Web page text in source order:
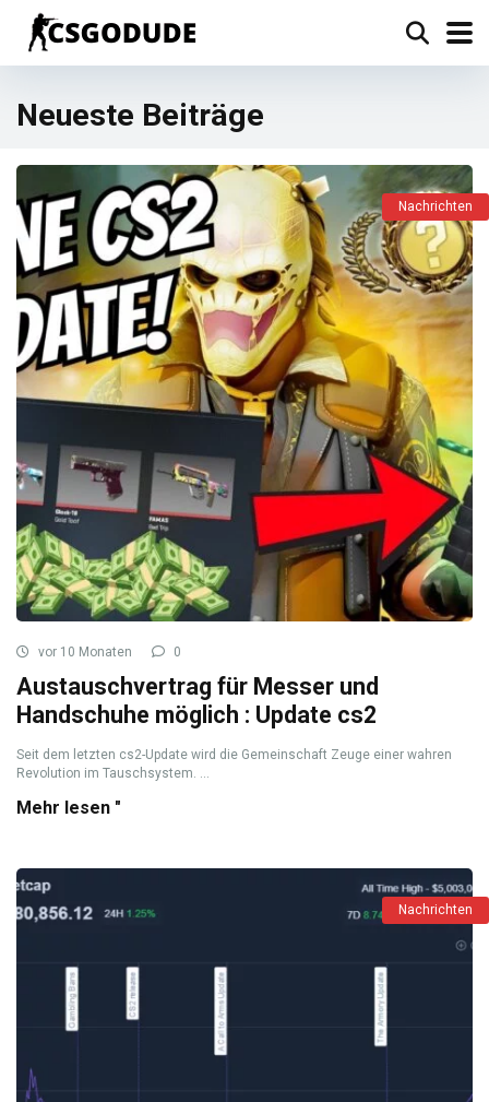
Neueste Beiträge
Nachrichten
vor 10 Monaten 0
Austauschvertrag für Messer und
Handschuhe möglich : Update cs2
Seit dem letzten cs2-Update wird die Gemeinschaft Zeuge einer wahren
Revolution im Tauschsystem. ...
Mehr lesen "
Nachrichten